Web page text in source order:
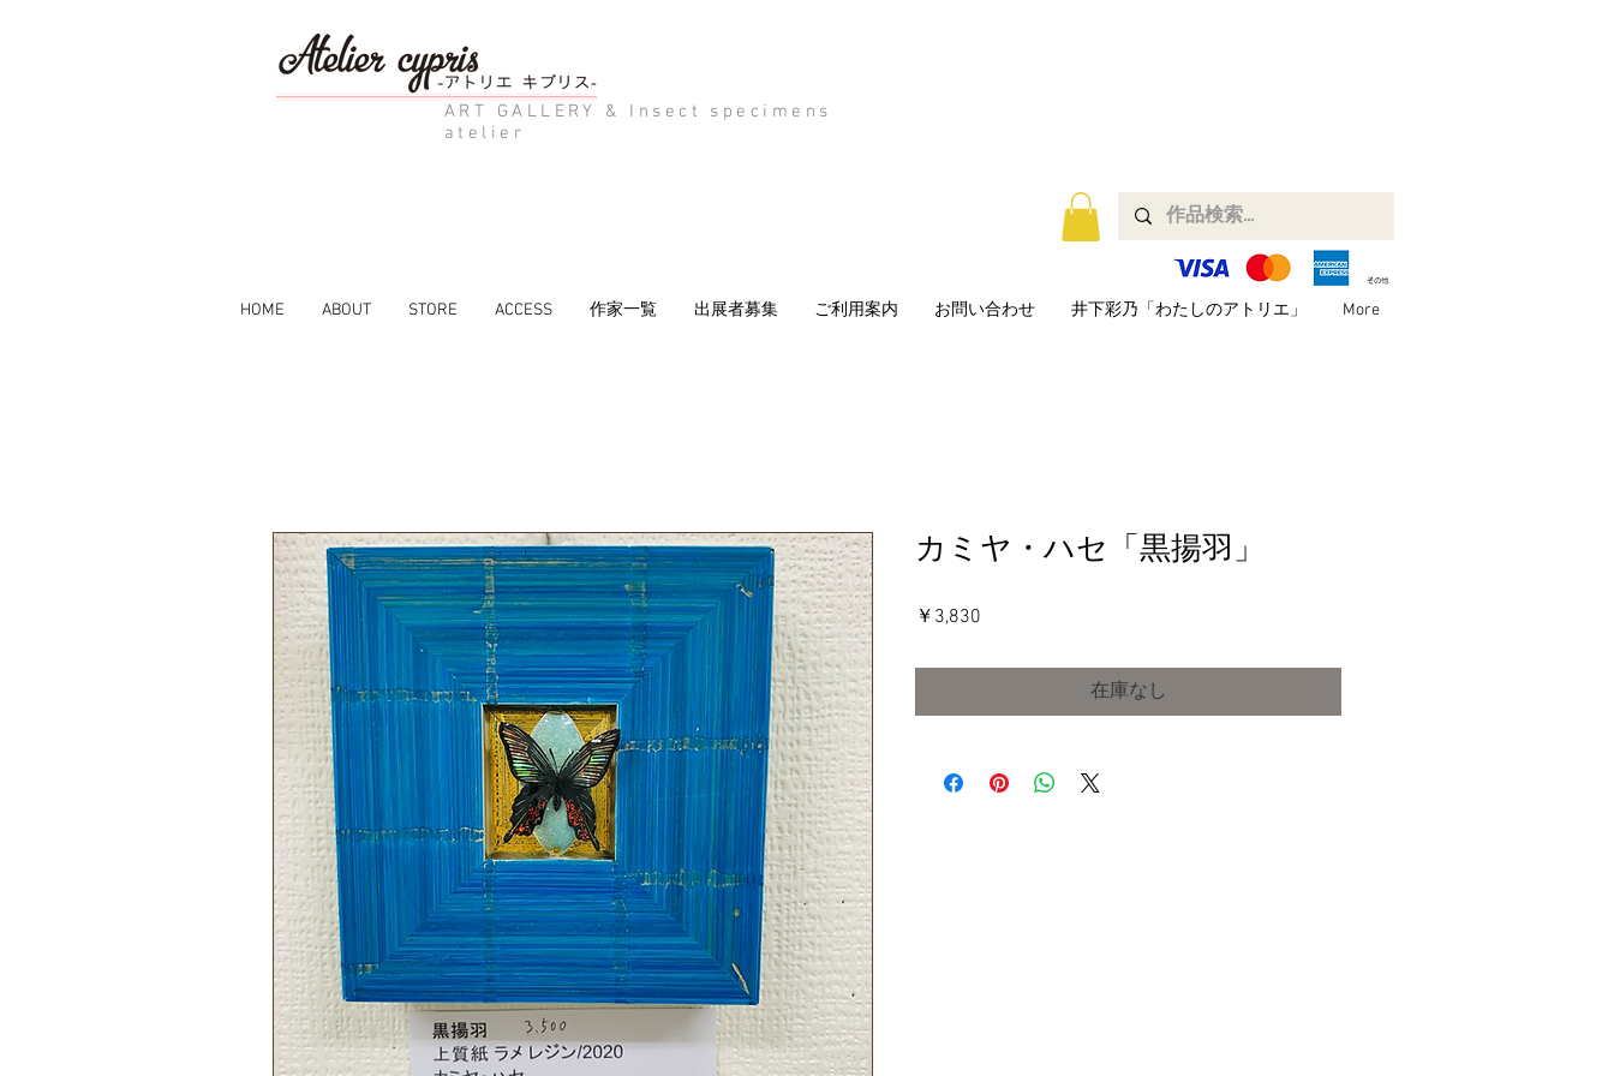
ART GALLERY & Insect specimens
atelier
HOME ABOUT STORE ACCESS 作家一覧 出展者募集 ご利用案内 お問い合わせ 井下彩乃「わたしのアトリエ」 More
カミヤ・ハセ「黒揚羽」
￥3,830
在庫なし